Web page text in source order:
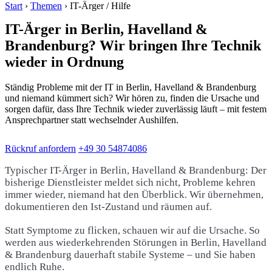
Start › Themen › IT-Ärger / Hilfe
IT-Ärger in Berlin, Havelland &
Brandenburg? Wir bringen Ihre Technik
wieder in Ordnung
Ständig Probleme mit der IT in Berlin, Havelland & Brandenburg
und niemand kümmert sich? Wir hören zu, finden die Ursache und
sorgen dafür, dass Ihre Technik wieder zuverlässig läuft – mit festem
Ansprechpartner statt wechselnder Aushilfen.
Rückruf anfordern +49 30 54874086
Typischer IT-Ärger in Berlin, Havelland & Brandenburg: Der
bisherige Dienstleister meldet sich nicht, Probleme kehren
immer wieder, niemand hat den Überblick. Wir übernehmen,
dokumentieren den Ist-Zustand und räumen auf.
Statt Symptome zu flicken, schauen wir auf die Ursache. So
werden aus wiederkehrenden Störungen in Berlin, Havelland
& Brandenburg dauerhaft stabile Systeme – und Sie haben
endlich Ruhe.